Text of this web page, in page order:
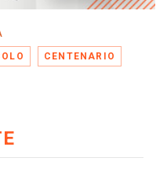
CENTENARIO